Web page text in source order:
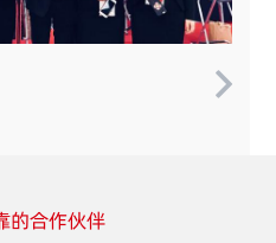
的合作伙伴